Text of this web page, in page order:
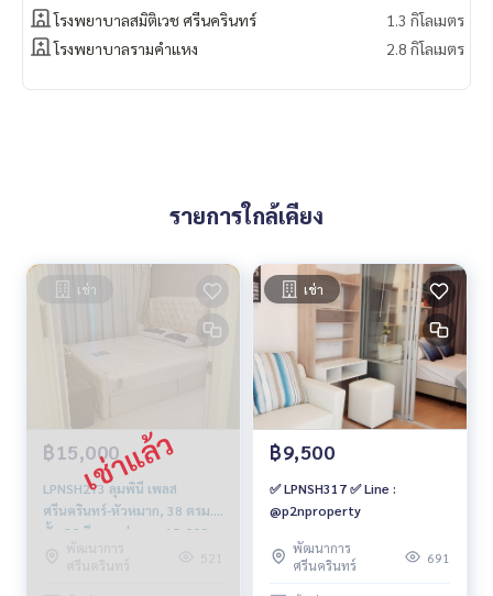
โรงพยาบาลสมิติเวช ศรีนครินทร์
1.3 กิโลเมตร
โรงพยาบาลรามคำแหง
2.8 กิโลเมตร
รายการใกล้เคียง
เช่า
฿15,000
LPNSH273 ลุมพินี เพลส
ศรีนครินทร์-หัวหมาก, 38 ตรม.
ชั้น 20 ตึกเอ แต่งครบ 15,000
บาท 064-959-8900
พัฒนาการ
ศรีนครินทร์
521
เช่า
฿9,500
✅ LPNSH317 ✅ Line :
@p2nproperty
พัฒนาการ
ศรีนครินทร์
691